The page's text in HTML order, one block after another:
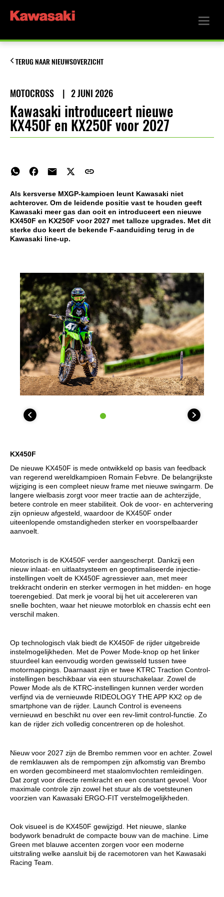
TERUG NAAR NIEUWSOVERZICHT
MOTOCROSS | 2 JUNI 2026
Kawasaki introduceert nieuwe
KX450F en KX250F voor 2027
Als kersverse MXGP-kampioen leunt Kawasaki niet
achterover. Om de leidende positie vast te houden geeft
Kawasaki meer gas dan ooit en introduceert een nieuwe
KX450F en KX250F voor 2027 met talloze upgrades. Met dit
sterke duo keert de bekende F-aanduiding terug in de
Kawasaki line-up.
KX450F
De nieuwe KX450F is mede ontwikkeld op basis van feedback
van regerend wereldkampioen Romain Febvre. De belangrijkste
wijziging is een compleet nieuw frame met nieuwe swingarm. De
langere wielbasis zorgt voor meer tractie aan de achterzijde,
betere controle en meer stabiliteit. Ook de voor- en achtervering
zijn opnieuw afgesteld, waardoor de KX450F onder
uiteenlopende omstandigheden sterker en voorspelbaarder
aanvoelt.
Motorisch is de KX450F verder aangescherpt. Dankzij een
nieuw inlaat- en uitlaatsysteem en geoptimaliseerde injectie-
instellingen voelt de KX450F agressiever aan, met meer
trekkracht onderin en sterker vermogen in het midden- en hoge
toerengebied. Dat merk je vooral bij het uit accelereren van
snelle bochten, waar het nieuwe motorblok en chassis echt een
verschil maken.
Op technologisch vlak biedt de KX450F de rijder uitgebreide
instelmogelijkheden. Met de Power Mode-knop op het linker
stuurdeel kan eenvoudig worden gewisseld tussen twee
motormappings. Daarnaast zijn er twee KTRC Traction Control-
instellingen beschikbaar via een stuurschakelaar. Zowel de
Power Mode als de KTRC-instellingen kunnen verder worden
verfijnd via de vernieuwde RIDEOLOGY THE APP KX2 op de
smartphone van de rijder. Launch Control is eveneens
vernieuwd en beschikt nu over een rev-limit control-functie. Zo
kan de rijder zich volledig concentreren op de holeshot.
Nieuw voor 2027 zijn de Brembo remmen voor en achter. Zowel
de remklauwen als de rempompen zijn afkomstig van Brembo
en worden gecombineerd met staalomvlochten remleidingen.
Dat zorgt voor directe remkracht en een constant gevoel. Voor
maximale controle zijn zowel het stuur als de voetsteunen
voorzien van Kawasaki ERGO-FIT verstelmogelijkheden.
Ook visueel is de KX450F gewijzigd. Het nieuwe, slanke
bodywork benadrukt de compacte bouw van de machine. Lime
Green met blauwe accenten zorgen voor een moderne
uitstraling welke aansluit bij de racemotoren van het Kawasaki
Racing Team.